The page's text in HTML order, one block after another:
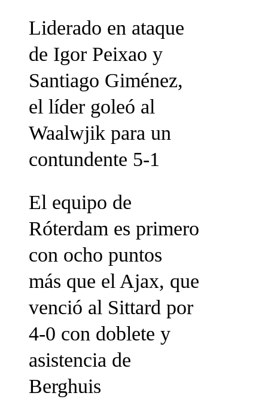
Liderado en ataque
de Igor Peixao y
Santiago Giménez,
el líder goleó al
Waalwjik para un
contundente 5-1
El equipo de
Róterdam es primero
con ocho puntos
más que el Ajax, que
venció al Sittard por
4-0 con doblete y
asistencia de
Berghuis